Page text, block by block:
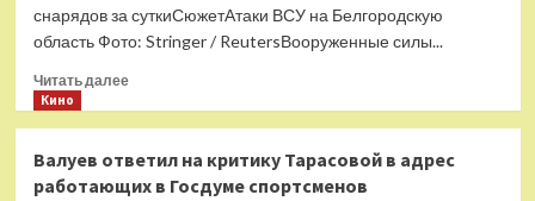
себя
ленточного
червя
местного
блюда
снарядов за суткиСюжетАтаки ВСУ на Белгородскую
область Фото: Stringer / ReutersВооруженные силы...
Читать далееПрочитать
выпустили
по
Кино
Валуев ответил на критику Тарасовой в адрес
работающих в Госдуме спортсменов